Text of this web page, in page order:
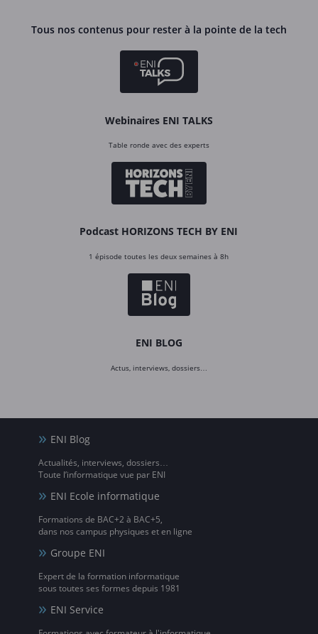
Tous nos contenus pour rester à la pointe de la tech
Webinaires ENI TALKS
Table ronde avec des experts
Podcast HORIZONS TECH BY ENI
1 épisode toutes les deux semaines à 8h
ENI BLOG
Actus, interviews, dossiers…
ENI Blog
Actualités, interviews, dossiers…
Toute l’informatique vue par ENI
ENI Ecole informatique
Formations de BAC+2 à BAC+5,
dans nos campus physiques et en ligne
Groupe ENI
Expert de la formation informatique
sous toutes ses formes depuis 1981
ENI Service